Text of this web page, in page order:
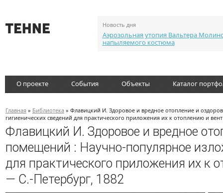
Новость дня
Аэрозольная утопия Вальтера
напыляемого костюма
О проекте События Объекты Каталог
Главная » Библиотека » Флавицкий И. Здоровое и вредное отопление и
гигиенических сведений для практического приложения их к отоплению и
Флавицкий И. Здоровое и вредное
помещений : Научно-популярное
для практического приложения их к
— С.-Петербург, 1882